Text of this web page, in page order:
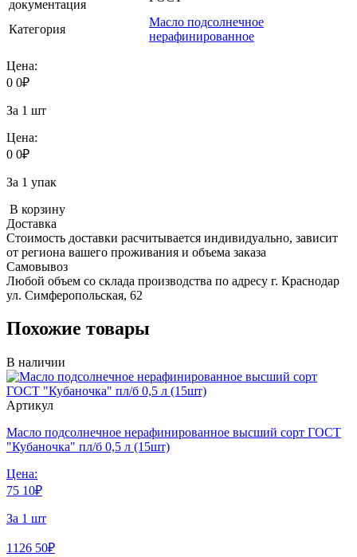
документация
Категория
Масло подсолнечное
нерафинированное
Цена:
0 0₽
За 1 шт
Цена:
0 0₽
За 1 упак
В корзину
Доставка
Стоимость доставки расчитывается индивидуально, зависит
от региона вашего проживания и объема заказа
Самовывоз
Любой объем со склада производства по адресу г. Краснодар
ул. Симферопольская, 62
Похожие товары
В наличии
Артикул
Масло подсолнечное нерафинированное высший сорт ГОСТ
"Кубаночка" пл/б 0,5 л (15шт)
Цена:
75 10₽
За 1 шт
1126 50₽